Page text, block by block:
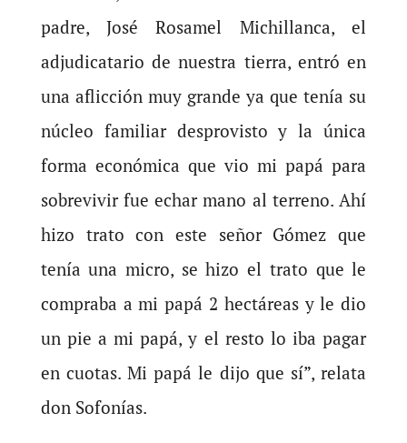
padre, José Rosamel Michillanca, el
adjudicatario de nuestra tierra, entró en
una aflicción muy grande ya que tenía su
núcleo familiar desprovisto y la única
forma económica que vio mi papá para
sobrevivir fue echar mano al terreno. Ahí
hizo trato con este señor Gómez que
tenía una micro, se hizo el trato que le
compraba a mi papá 2 hectáreas y le dio
un pie a mi papá, y el resto lo iba pagar
en cuotas. Mi papá le dijo que sí”, relata
don Sofonías.